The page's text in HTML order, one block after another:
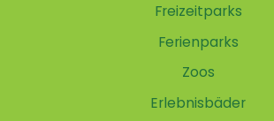
Freizeitparks
Ferienparks
Zoos
Erlebnisbäder